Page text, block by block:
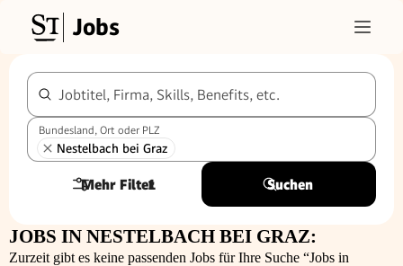
Jobs
Jobtitel, Firma, Skills, Benefits, etc.
Bundesland, Ort oder PLZ
Nestelbach bei Graz
Mehr Filter
1 Suchen
JOBS IN NESTELBACH BEI GRAZ:
Zurzeit gibt es keine passenden Jobs für Ihre Suche “Jobs in